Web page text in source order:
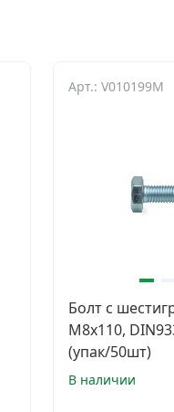
Арт.: V010199M
Болт с
М8х110,
(упак/50шт)
В наличии